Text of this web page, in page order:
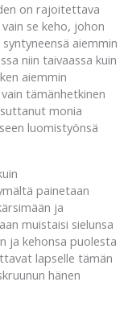
on rajoitettava
se keho, johon
aiemmin
niin taivaassa kuin
aiemmin
tämänhetkinen
monia
luomistyönsä
painetaan
ja
muistaisi sielunsa
ja kehonsa puolesta
lapselle tämän
hänen